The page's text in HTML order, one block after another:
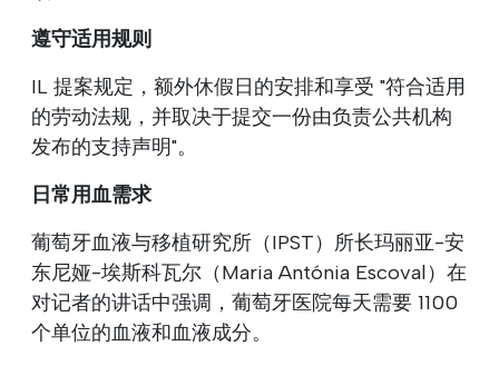
遵守适用规则
IL 提案规定，额外休假日的安排和享受 "符合适用
的劳动法规，并取决于提交一份由负责公共机构
发布的支持声明"。
日常用血需求
葡萄牙血液与移植研究所（IPST）所长玛丽亚-安
东尼娅-埃斯科瓦尔（Maria Antónia Escoval）在
对记者的讲话中强调，葡萄牙医院每天需要 1100
个单位的血液和血液成分。